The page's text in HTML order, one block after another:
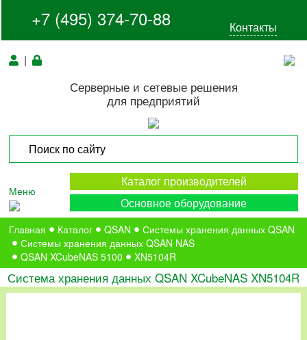
+7 (495) 374-70-88 Контакты
|
Серверные и сетевые решения
для предприятий
Меню
Каталог производителей
Основное оборудование
Главная Каталог QSAN
Системы хранения данных QSAN
Системы хранения данных QSAN NAS
QSAN XCubeNAS 5100
XN5104R
Система хранения данных QSAN XCubeNAS XN5104R